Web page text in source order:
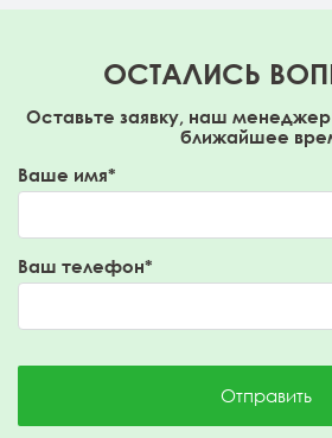
ОСТАЛИСЬ
Оставьте заявку, наш
ближайшее
Ваше имя*
Ваш телефон*
Отправить